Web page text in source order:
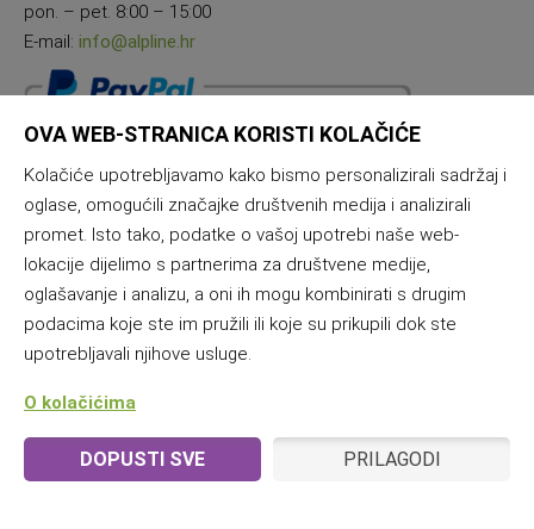
pon. – pet. 8:00 – 15:00
E-mail: info@alpline.hr
OVA WEB-STRANICA KORISTI KOLAČIĆE
Kolačiće upotrebljavamo kako bismo personalizirali sadržaj i
oglase, omogućili značajke društvenih medija i analizirali
promet. Isto tako, podatke o vašoj upotrebi naše web-
lokacije dijelimo s partnerima za društvene medije,
oglašavanje i analizu, a oni ih mogu kombinirati s drugim
podacima koje ste im pružili ili koje su prikupili dok ste
upotrebljavali njihove usluge.
O kolačićima
DOPUSTI SVE PRILAGODI